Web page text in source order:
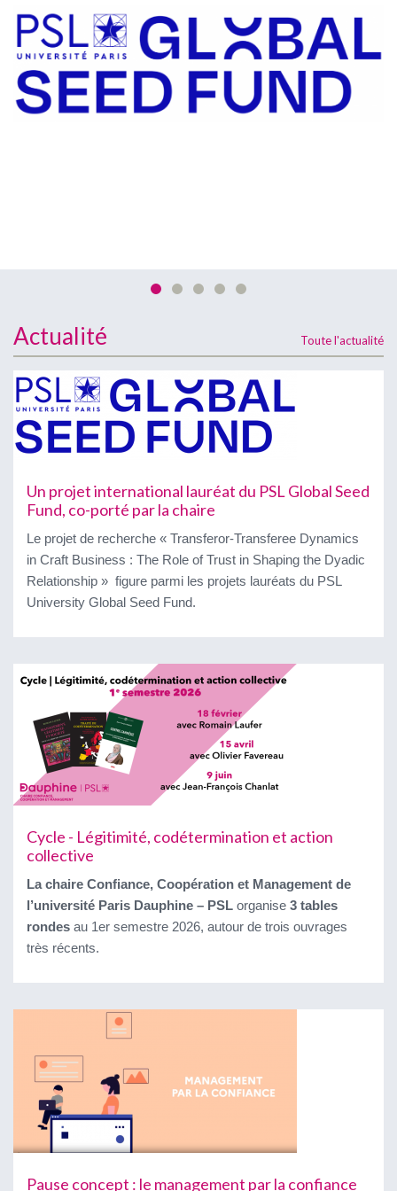
EN SAVOIR PLUS
Actualité Toute l'actualité
Un projet international lauréat du PSL Global Seed
Fund, co-porté par la chaire
Le projet de recherche « Transferor-Transferee Dynamics
in Craft Business : The Role of Trust in Shaping the Dyadic
Relationship » figure parmi les projets lauréats du PSL
University Global Seed Fund.
Cycle - Légitimité, codétermination et action
collective
La chaire Confiance, Coopération et Management de
l’université Paris Dauphine – PSL organise 3 tables
rondes au 1er semestre 2026, autour de trois ouvrages
très récents.
Pause concept : le management par la confiance